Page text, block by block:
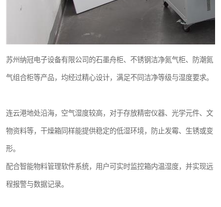
苏州纳冠电子设备有限公司的石墨舟柜、不锈钢洁净氮气柜、防潮氮
气组合柜等产品，均经过精心设计，满足不同洁净等级与湿度要求。
连云港地处沿海，空气湿度较高，对于存放精密仪器、光学元件、文
物资料等，干燥箱同样能提供稳定的低湿环境，防止发霉、生锈或变
形。
配合智能物料管理软件系统，用户可实时监控箱内温湿度，并实现远
程报警与数据记录。